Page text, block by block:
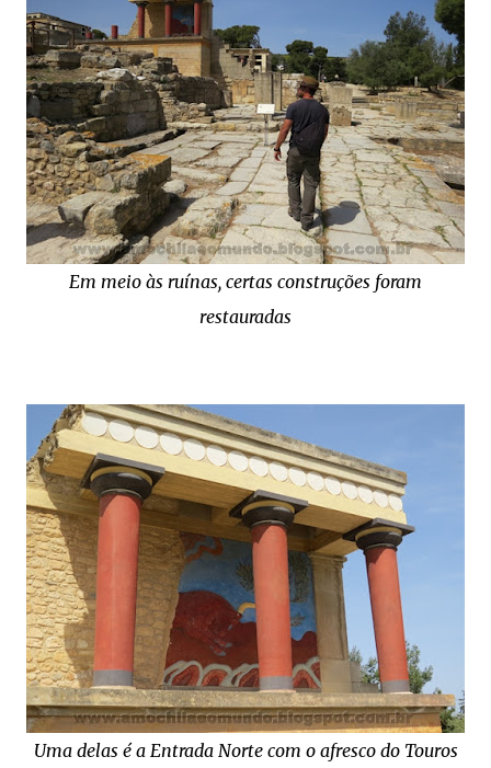
Em meio às ruínas, certas construções foram
restauradas
Uma delas é a Entrada Norte com o afresco do Touros